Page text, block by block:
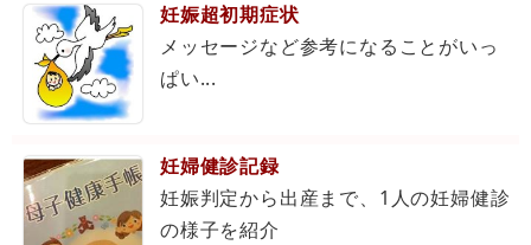
妊娠超初期症状
メッセージなど参考になることがいっ
ぱい...
妊婦健診記録
妊娠判定から出産まで、1人の妊婦健診
の様子を紹介